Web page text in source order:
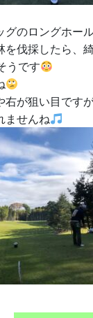
グのロングホー
を伐採したら、
うです
右が狙い目です
ませんね